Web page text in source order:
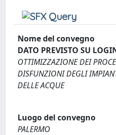
Nome del convegno
DATO PREVISTO SU
OTTIMIZZAZIONE DEI
DISFUNZIONI DEGLI
DELLE ACQUE
Luogo del convegno
PALERMO